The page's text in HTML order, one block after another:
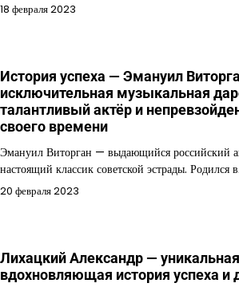
18 февраля 2023
История успеха — Эмануил
исключительная музыкальная
талантливый актёр и
своего времени
Эмануил Виторган — выдающийся российский
настоящий классик советской эстрады. Родился
20 февраля 2023
Лихацкий Александр —
вдохновляющая история успеха и